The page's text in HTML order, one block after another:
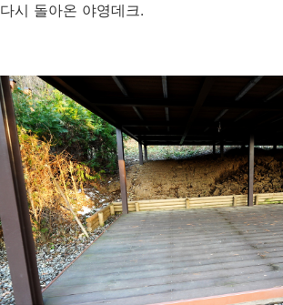
다시 돌아온 야영데크.